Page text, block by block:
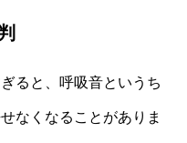
ると、呼吸音というち
なくなることがありま